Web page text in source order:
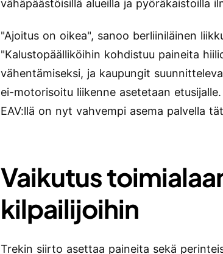
vähäpäästöisillä alueilla ja pyöräkaistoilla
"Ajoitus on oikea", sanoo berliiniläinen
"Kalustopäälliköihin kohdistuu paineita
vähentämiseksi, ja kaupungit
ei-motorisoitu liikenne asetetaan
EAV:llä on nyt vahvempi asema palvella
Vaikutus
kilpailijoihin
Trekin siirto asettaa paineita sekä